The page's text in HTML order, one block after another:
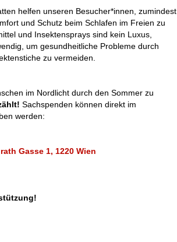
helfen unseren Besucher*innen, zumindest
und Schutz beim Schlafen im Freien zu
und Insektensprays sind kein Luxus,
um gesundheitliche Probleme durch
zu vermeiden.
im Nordlicht durch den Sommer zu
Sachspenden können direkt im
werden:
Gasse 1, 1220 Wien